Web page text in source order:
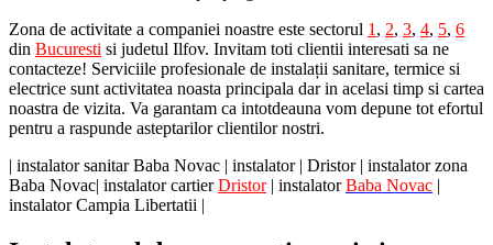
Zona de activitate a companiei noastre este sectorul 1 , 2, 3, 4, 5, 6
din Bucuresti si judetul Ilfov. Invitam toti clientii interesati sa ne
contacteze! Serviciile profesionale de instalații sanitare, termice si
electrice sunt activitatea noasta principala dar in acelasi timp si cartea
noastra de vizita. Va garantam ca intotdeauna vom depune tot efortul
pentru a raspunde asteptarilor clientilor nostri.
| instalator sanitar Baba Novac | instalator | Dristor | instalator zona
Baba Novac| instalator cartierDristor| instalatorBaba Novac |
instalator Campia Libertatii |